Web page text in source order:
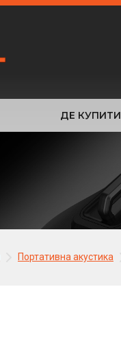
ДЕ КУПИТИ
Портативна акустика